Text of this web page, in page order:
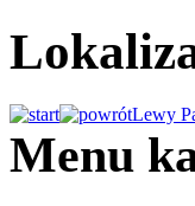
Lewy
Menu